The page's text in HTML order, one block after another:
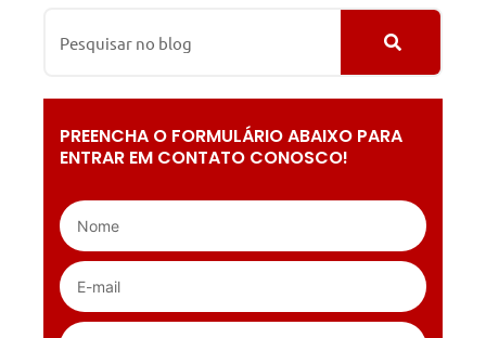
PREENCHA O FORMULÁRIO ABAIXO PARA
ENTRAR EM CONTATO CONOSCO!